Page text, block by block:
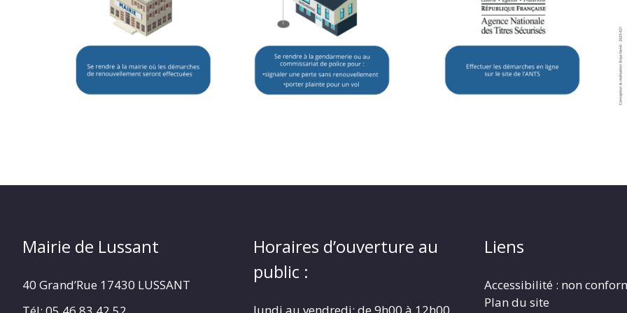
Mairie de Lussant
40 Grand’Rue 17430 LUSSANT
Horaires d’ouverture au
public :
lundi au vendredi: de 9h00 à 12h00
Liens
Accessibilité : non
Plan du site